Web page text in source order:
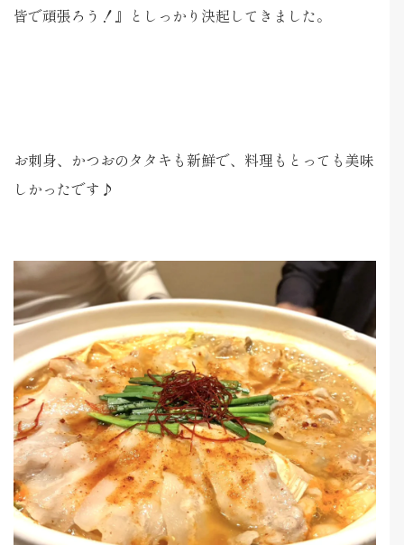
皆で頑張ろう！』としっかり決起してきました。
お刺身、かつおのタタキも新鮮で、料理もとっても美味
しかったです♪